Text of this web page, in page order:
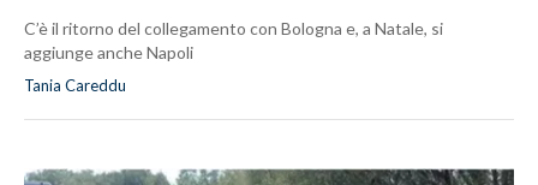
C’è il ritorno del collegamento con Bologna e, a Natale, si
aggiunge anche Napoli
Tania Careddu